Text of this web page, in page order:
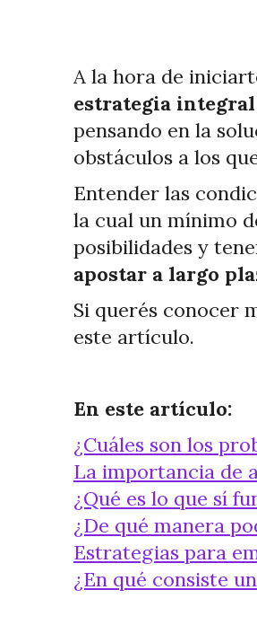
A la hora de
estrategia
pensando en la
obstáculos a los
Entender las
la cual un mínimo
posibilidades y
apostar a largo
Si querés conocer
este artículo.
En este artículo:
¿Cuáles son los
La importancia de
¿Qué es lo que sí
¿De qué manera
Estrategias para
¿En qué consiste